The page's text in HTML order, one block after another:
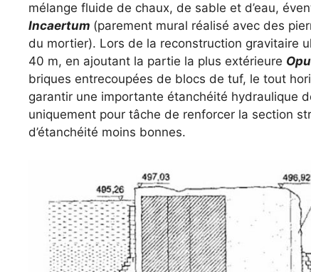
mélange fluide de chaux, de sable et d’eau,
Incaertum (parement mural réalisé avec des
du mortier). Lors de la reconstruction gravitaire
40 m, en ajoutant la partie la plus extérieure
briques entrecoupées de blocs de tuf, le tout
garantir une importante étanchéité hydraulique
uniquement pour tâche de renforcer la section
d’étanchéité moins bonnes.